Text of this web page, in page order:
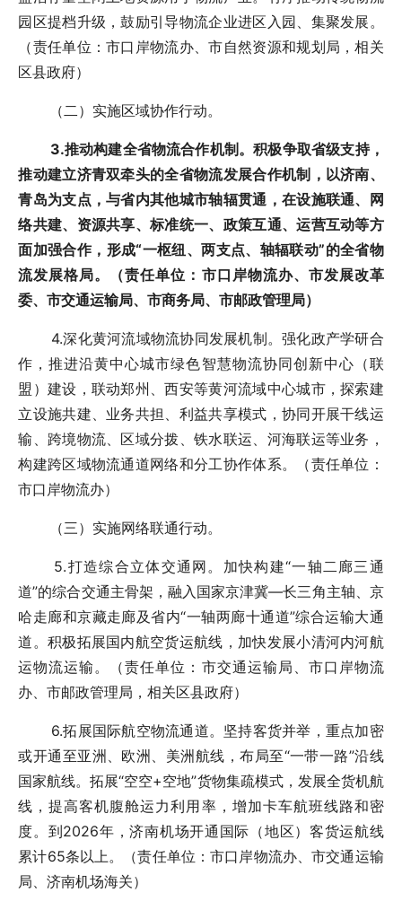
园区提档升级，鼓励引导物流企业进区入园、集聚发展。
（责任单位：市口岸物流办、市自然资源和规划局，相关
区县政府）
（二）实施区域协作行动。
3.推动构建全省物流合作机制。积极争取省级支持，
推动建立济青双牵头的全省物流发展合作机制，以济南、
青岛为支点，与省内其他城市轴辐贯通，在设施联通、网
络共建、资源共享、标准统一、政策互通、运营互动等方
面加强合作，形成“一枢纽、两支点、轴辐联动”的全省物
流发展格局。（责任单位：市口岸物流办、市发展改革
委、市交通运输局、市商务局、市邮政管理局）
4.深化黄河流域物流协同发展机制。强化政产学研合
作，推进沿黄中心城市绿色智慧物流协同创新中心（联
盟）建设，联动郑州、西安等黄河流域中心城市，探索建
立设施共建、业务共担、利益共享模式，协同开展干线运
输、跨境物流、区域分拨、铁水联运、河海联运等业务，
构建跨区域物流通道网络和分工协作体系。（责任单位：
市口岸物流办）
（三）实施网络联通行动。
5.打造综合立体交通网。加快构建“一轴二廊三通
道”的综合交通主骨架，融入国家京津冀—长三角主轴、京
哈走廊和京藏走廊及省内“一轴两廊十通道”综合运输大通
道。积极拓展国内航空货运航线，加快发展小清河内河航
运物流运输。（责任单位：市交通运输局、市口岸物流
办、市邮政管理局，相关区县政府）
6.拓展国际航空物流通道。坚持客货并举，重点加密
或开通至亚洲、欧洲、美洲航线，布局至“一带一路”沿线
国家航线。拓展“空空+空地”货物集疏模式，发展全货机航
线，提高客机腹舱运力利用率，增加卡车航班线路和密
度。到2026年，济南机场开通国际（地区）客货运航线
累计65条以上。（责任单位：市口岸物流办、市交通运输
局、济南机场海关）